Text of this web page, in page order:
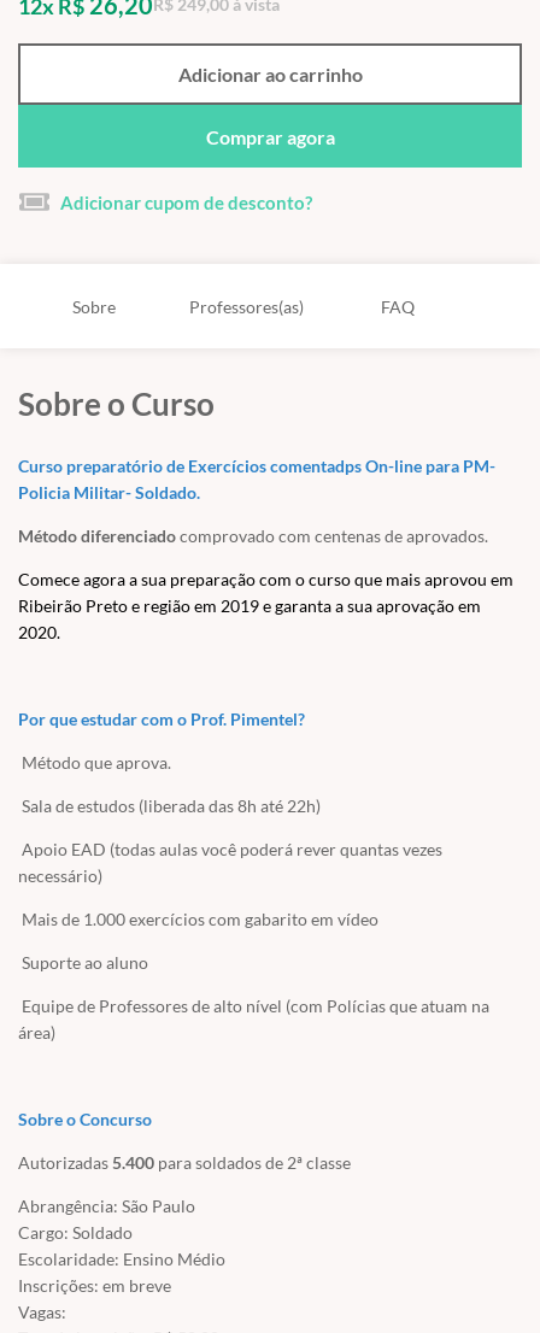
12x R$ R$ 249,00 à vista
Adicionar ao carrinho
Comprar agora
Adicionar cupom de desconto?
Sobre Professores(as) FAQ
Sobre o Curso
Curso preparatório de Exercícios comentadps On-line para PM-
Policia Militar- Soldado.
Método diferenciadocomprovado com centenas de aprovados.
Comece agora a sua preparação com o curso que mais aprovou em
Ribeirão Preto e região em 2019 e garanta a sua aprovação em
2020.
Por que estudar com o Prof. Pimentel?
Método que aprova.
Sala de estudos (liberada das 8h até 22h)
Apoio EAD (todas aulas você poderá rever quantas vezes
necessário)
Mais de 1.000 exercícios com gabarito em vídeo
Suporte ao aluno
Equipe de Professores de alto nível (com Polícias que atuam na
área)
Sobre o Concurso
Autorizadas5.400 para soldados de 2ª classe
Abrangência: São Paulo
Cargo: Soldado
Escolaridade: Ensino Médio
Inscrições: em breve
Vagas: